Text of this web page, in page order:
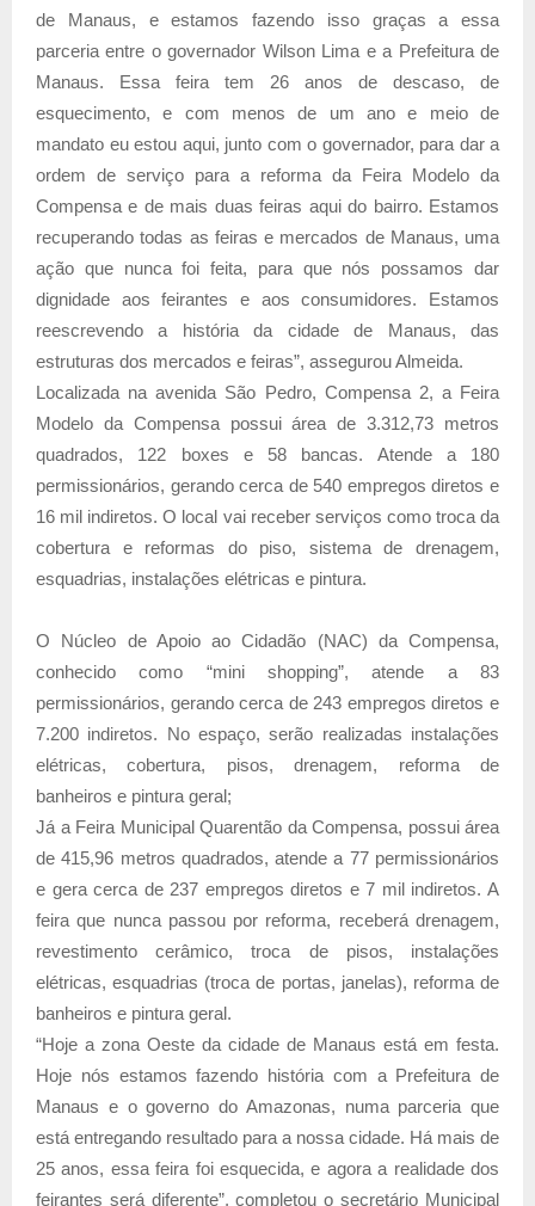
de Manaus, e estamos fazendo isso graças a essa
parceria entre o governador Wilson Lima e a Prefeitura de
Manaus. Essa feira tem 26 anos de descaso, de
esquecimento, e com menos de um ano e meio de
mandato eu estou aqui, junto com o governador, para dar a
ordem de serviço para a reforma da Feira Modelo da
Compensa e de mais duas feiras aqui do bairro. Estamos
recuperando todas as feiras e mercados de Manaus, uma
ação que nunca foi feita, para que nós possamos dar
dignidade aos feirantes e aos consumidores. Estamos
reescrevendo a história da cidade de Manaus, das
estruturas dos mercados e feiras”, assegurou Almeida.
Localizada na avenida São Pedro, Compensa 2, a Feira
Modelo da Compensa possui área de 3.312,73 metros
quadrados, 122 boxes e 58 bancas. Atende a 180
permissionários, gerando cerca de 540 empregos diretos e
16 mil indiretos. O local vai receber serviços como troca da
cobertura e reformas do piso, sistema de drenagem,
esquadrias, instalações elétricas e pintura.
O Núcleo de Apoio ao Cidadão (NAC) da Compensa,
conhecido como “mini shopping”, atende a 83
permissionários, gerando cerca de 243 empregos diretos e
7.200 indiretos. No espaço, serão realizadas instalações
elétricas, cobertura, pisos, drenagem, reforma de
banheiros e pintura geral;
Já a Feira Municipal Quarentão da Compensa, possui área
de 415,96 metros quadrados, atende a 77 permissionários
e gera cerca de 237 empregos diretos e 7 mil indiretos. A
feira que nunca passou por reforma, receberá drenagem,
revestimento cerâmico, troca de pisos, instalações
elétricas, esquadrias (troca de portas, janelas), reforma de
banheiros e pintura geral.
“Hoje a zona Oeste da cidade de Manaus está em festa.
Hoje nós estamos fazendo história com a Prefeitura de
Manaus e o governo do Amazonas, numa parceria que
está entregando resultado para a nossa cidade. Há mais de
25 anos, essa feira foi esquecida, e agora a realidade dos
feirantes será diferente”, completou o secretário Municipal